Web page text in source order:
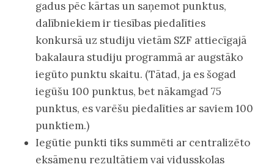
gadus pēc kārtas un saņemot punktus,
dalībniekiem ir tiesības piedalīties
konkursā uz studiju vietām SZF attiecīgajā
bakalaura studiju programmā ar augstāko
iegūto punktu skaitu. (Tātad, ja es šogad
iegūšu 100 punktus, bet nākamgad 75
punktus, es varēšu piedalīties ar saviem 100
punktiem.)
Iegūtie punkti tiks summēti ar centralizēto
eksāmenu rezultātiem vai vidusskolas